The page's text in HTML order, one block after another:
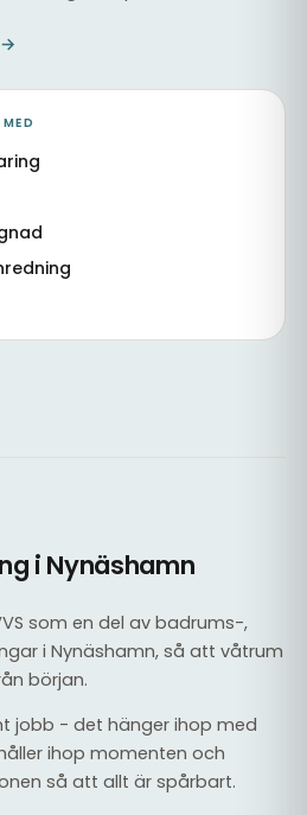
→
i Nynäshamn
som en del av badrums-,
i Nynäshamn, så att våtrum
början.
jobb - det hänger ihop med
ihop momenten och
så att allt är spårbart.